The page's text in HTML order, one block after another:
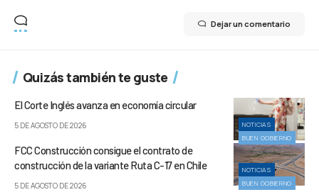
Dejar un comentario
Quizás también te guste
NOTICIAS
BUEN GOBIERNO
El Corte Inglés avanza en economía circular
5 DE AGOSTO DE 2026
NOTICIAS
BUEN GOBIERNO
FCC Construcción consigue el contrato de
construcción de la variante Ruta C-17 en Chile
5 DE AGOSTO DE 2026